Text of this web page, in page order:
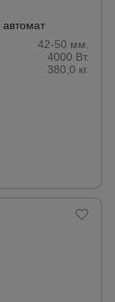
42-50 мм.
4000 Вт.
380,0 кг.